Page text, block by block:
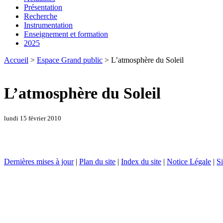
Présentation
Recherche
Instrumentation
Enseignement et formation
2025
Accueil > Espace Grand public > L’atmosphère du Soleil
L’atmosphère du Soleil
lundi 15 février 2010
Dernières mises à jour| Plan du site | Index du site | Notice Légale |